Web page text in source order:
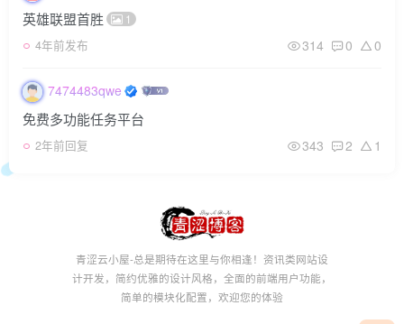
英雄联盟首胜 1
4年前发布 314 0 0
7474483qwe
免费多功能任务平台
2年前回复 343 2 1
青涩云小屋-总是期待在这里与你相逢！资讯类网站设
计开发，简约优雅的设计风格，全面的前端用户功能，
简单的模块化配置，欢迎您的体验